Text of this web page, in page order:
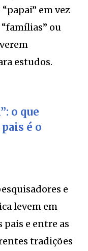
em vez
ou
estudos.
o que
é o
e
levem em
e entre as
tradições